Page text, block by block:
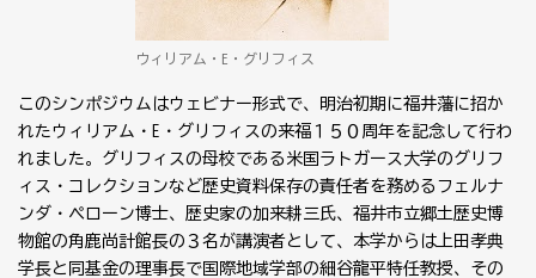
ウィリアム・E・グリフィス
このシンポジウムはウェビナー形式で、明治初期に福井藩に招か
れたウィリアム・E・グリフィスの来福１５０周年を記念して行わ
れました。グリフィスの母校である米国ラトガース大学のグリフ
ィス・コレクションなど歴史資料保存の責任者を務めるフェルナ
ンダ・ペローン博士、歴史家の加来耕三氏、福井市立郷土歴史博
物館の角鹿尚計館長の３名が講演者として、本学からは上田孝典
学長と同基金の理事長で国際地域学部の細谷龍平特任教授、その